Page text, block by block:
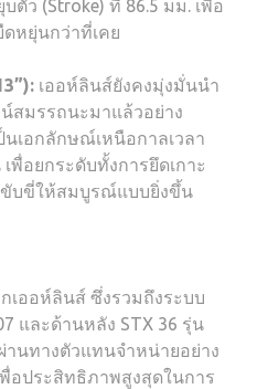
ตัว (Stroke) ที่ 86.5 มม. เพื่อ
หยุ่นกว่าที่เคย
เออห์ลินส์ยังคงมุ่งมั่นนำ
สมรรถนะมาแล้วอย่าง
เอกลักษณ์เหนือกาลเวลา
พื่อยกระดับทั้งการยึดเกาะ
บขี่ให้สมบูรณ์แบบยิ่งขึ้น
ออห์ลินส์ ซึ่งรวมถึงระบบ
และด้านหลัง STX 36 รุ่น
นทางตัวแทนจำหน่ายอย่าง
อประสิทธิภาพสูงสุดในการ